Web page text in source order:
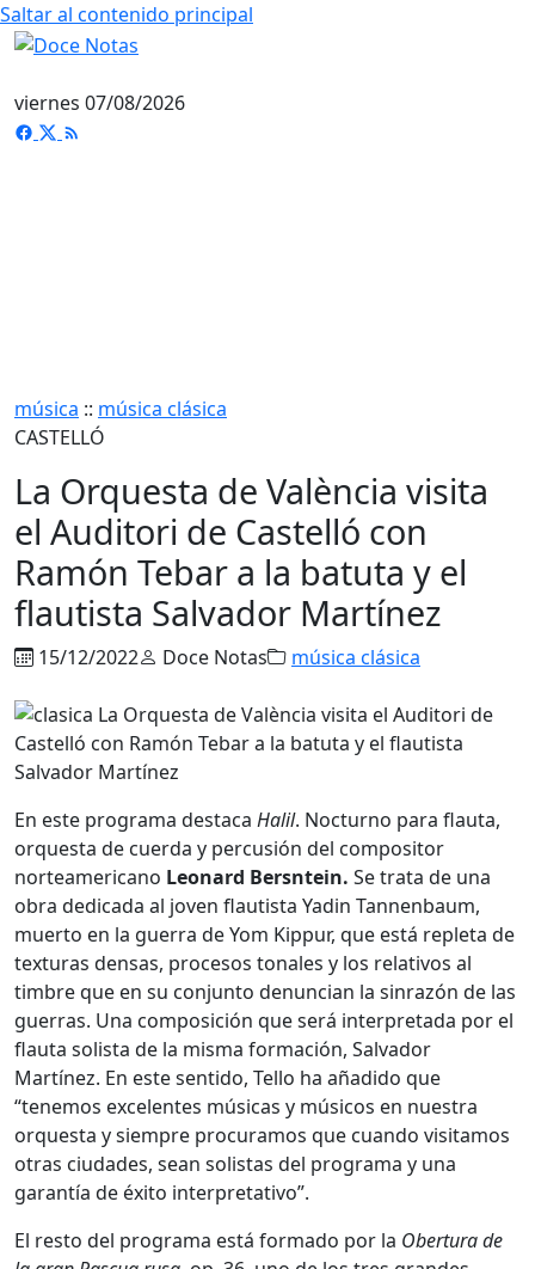
Saltar al contenido principal
viernes 07/08/2026
música :: música clásica
CASTELLÓ
La Orquesta de València visita
el Auditori de Castelló con
Ramón Tebar a la batuta y el
flautista Salvador Martínez
15/12/2022 Doce Notas música clásica
En este programa destaca Halil. Nocturno para flauta,
orquesta de cuerda y percusión del compositor
norteamericano Leonard Bersntein. Se trata de una
obra dedicada al joven flautista Yadin Tannenbaum,
muerto en la guerra de Yom Kippur, que está repleta de
texturas densas, procesos tonales y los relativos al
timbre que en su conjunto denuncian la sinrazón de las
guerras. Una composición que será interpretada por el
flauta solista de la misma formación, Salvador
Martínez. En este sentido, Tello ha añadido que
“tenemos excelentes músicas y músicos en nuestra
orquesta y siempre procuramos que cuando visitamos
otras ciudades, sean solistas del programa y una
garantía de éxito interpretativo”.
El resto del programa está formado por la Oberturade